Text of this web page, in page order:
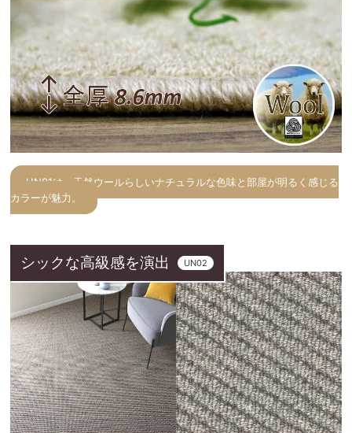
UN01は、天然ウールらしいナチュラルな色味と部屋が明るく感じる
カラーが魅力。
シックな高級感を演出 UN02